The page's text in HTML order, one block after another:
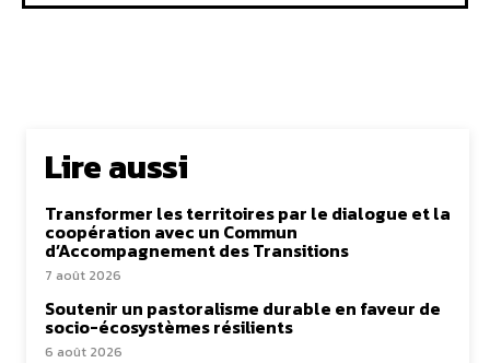
Lire aussi
Transformer les territoires par le dialogue et la
coopération avec un Commun
d’Accompagnement des Transitions
7 août 2026
Soutenir un pastoralisme durable en faveur de
socio-écosystèmes résilients
6 août 2026